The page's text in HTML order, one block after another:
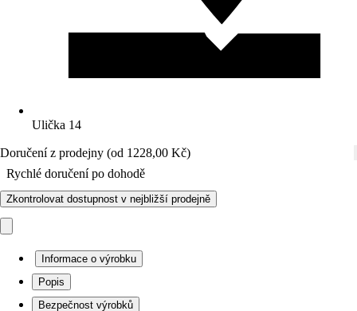
Ulička 14
Doručení z prodejny (od 1228,00 Kč)
Rychlé doručení po dohodě
Zkontrolovat dostupnost v nejbližší prodejně
Informace o výrobku
Popis
Bezpečnost výrobků